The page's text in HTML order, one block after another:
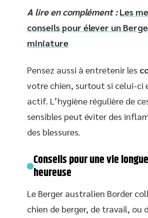
A lire en complément : Les
conseils pour élever un
miniature
Pensez aussi à entretenir les
votre chien, surtout si celui-ci
actif. L’hygiène régulière de
sensibles peut éviter des
des blessures.
Conseils pour une vie
heureuse
Le Berger australien Border
chien de berger, de travail, ou